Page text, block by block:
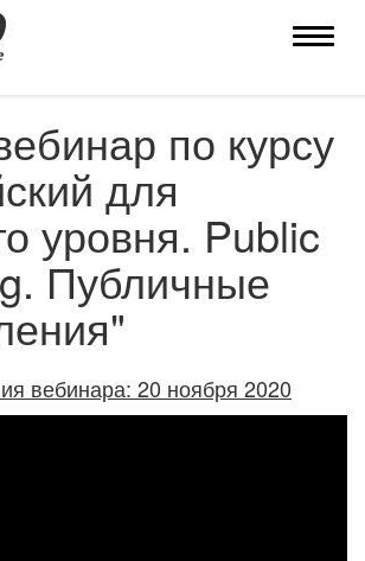
Toggle
по курсу
для
уровня. Public
Публичные
вебинара: 20 ноября 2020